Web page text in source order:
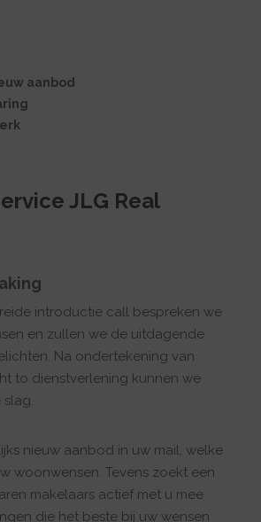
aanbod
JLG Real
introductie call bespreken we
en zullen we de uitdagende
Na ondertekening van
to dienstverlening kunnen we
nieuw aanbod in uw mail, welke
woonwensen. Tevens zoekt een
makelaars actief met u mee
die het beste bij uw wensen